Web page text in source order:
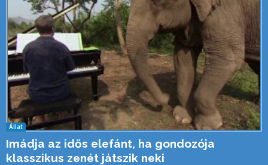
Állat
Imádja az idős elefánt, ha gondozója
klasszikus zenét játszik neki